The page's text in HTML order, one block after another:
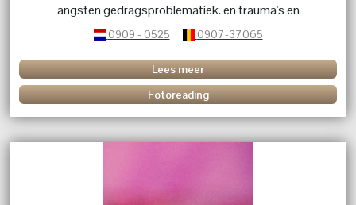
angsten gedragsproblematiek. en trauma's en
karmische relaties. geef energetische behandelingen dit
vragen over een betekenis van een kristal of edelsteen
bel me dan.
0909 - 0525 0907-37065
Lees meer
Fotoreading